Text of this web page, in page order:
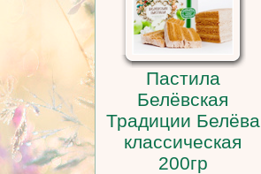
Пастила
Белёвская
Традиции Белёва
классическая
200гр